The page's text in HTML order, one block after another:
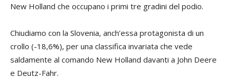
New Holland che occupano i primi tre gradini del podio.
Chiudiamo con la Slovenia, anch’essa protagonista di un
crollo (-18,6%), per una classifica invariata che vede
saldamente al comando New Holland davanti a John Deere
e Deutz-Fahr.